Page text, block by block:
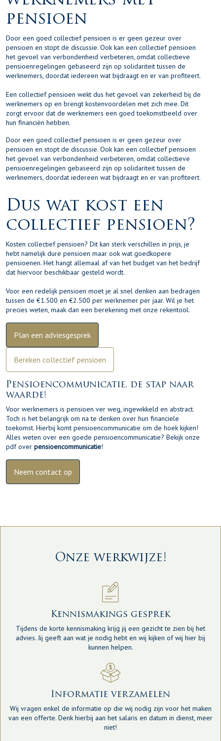
pensioen
Door een goed collectief pensioen is er geen gezeur over
pensioen en stopt de discussie. Ook kan een collectief pensioen
het gevoel van verbondenheid verbeteren, omdat collectieve
pensioenregelingen gebaseerd zijn op solidariteit tussen de
werknemers, doordat iedereen wat bijdraagt en er van profiteert.
Een collectief pensioen wekt dus het gevoel van zekerheid bij de
werknemers op en brengt kostenvoordelen met zich mee. Dit
zorgt ervoor dat de werknemers een goed toekomstbeeld over
hun financiën hebben.
Door een goed collectief pensioen is er geen gezeur over
pensioen en stopt de discussie. Ook kan een collectief pensioen
het gevoel van verbondenheid verbeteren, omdat collectieve
pensioenregelingen gebaseerd zijn op solidariteit tussen de
werknemers, doordat iedereen wat bijdraagt en er van profiteert.
Dus wat kost een
collectief pensioen?
Kosten collectief pensioen? Dit kan sterk verschillen in prijs, je
hebt namelijk dure pensioen maar ook wat goedkopere
pensioenen. Het hangt allemaal af van het budget van het bedrijf
dat hiervoor beschikbaar gesteld wordt.
Voor een redelijk pensioen moet je al snel denken aan bedragen
tussen de €1.500 en €2.500 per werknemer per jaar. Wil je het
precies weten, maak dan een berekening met onze rekentool.
Plan een adviesgesprek
Bereken collectief pensioen
Pensioencommunicatie, de stap naar
waarde!
Voor werknemers is pensioen ver weg, ingewikkeld en abstract.
Toch is het belangrijk om na te denken over hun financiele
toekomst. Hierbij komt pensioencommunicatie om de hoek kijken!
Alles weten over een goede pensioencommunicatie? Bekijk onze
pdf over pensioencommunicatie!
Neem contact op
Onze werkwijze!
Kennismakings gesprek
Tijdens de korte kennismaking krijg jij een gezicht te zien bij het
advies. Jij geeft aan wat je nodig hebt en wij kijken of wij hier bij
kunnen helpen.
Informatie verzamelen
Wij vragen enkel de informatie op die wij nodig zijn voor het maken
van een offerte. Denk hierbij aan het salaris en datum in dienst, meer
niet!